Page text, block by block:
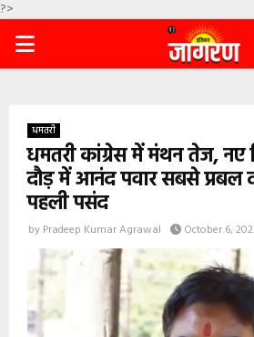
?>
PRIMARY
धमतरी
धमतरी कांग्रेस में मंथन तेज, नए
दौड़ में आनंद पवार सबसे प्रबल
पहली पसंद
by Pradeep Kumar Agrawal October 6,